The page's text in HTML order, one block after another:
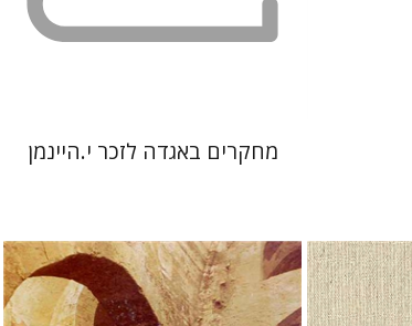
מחקרים באגדה לזכר י.היינמן